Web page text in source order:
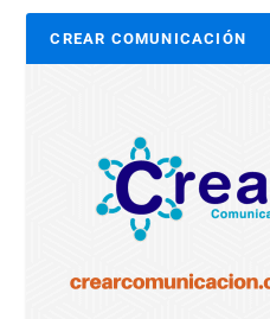
CREAR COMUNICACIÓN